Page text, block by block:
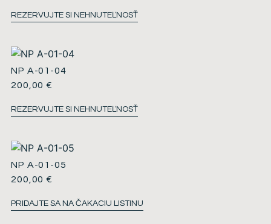
REZERVUJTE SI NEHNUTEĽNOSŤ
NP A-01-04
200,00€
REZERVUJTE SI NEHNUTEĽNOSŤ
NP A-01-05
200,00€
PRIDAJTE SA NA ČAKACIU LISTINU